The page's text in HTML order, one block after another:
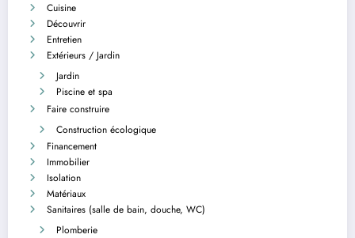
Cuisine
Découvrir
Entretien
Extérieurs / Jardin
Jardin
Piscine et spa
Faire construire
Construction écologique
Financement
Immobilier
Isolation
Matériaux
Sanitaires (salle de bain, douche, WC)
Plomberie